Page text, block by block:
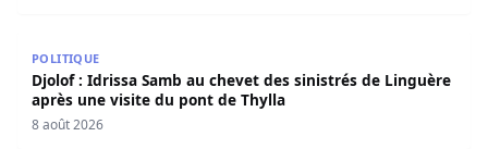
POLITIQUE
Djolof : Idrissa Samb au chevet des sinistrés de Linguère
après une visite du pont de Thylla
8 août 2026